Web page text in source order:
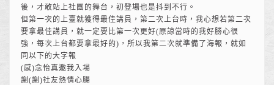
後，才敢站上社團的舞台，初登場也是抖到不行。
但第一次的上臺就獲得最佳講員，第二次上台時，我心想若第二次
要拿最佳講員，就一定要比第一次更好(原諒當時的我好勝心很
強，每次上台都要拿最好的)，所以我第二次就準備了海報，就如
同以下的大字報
(感)念怡真邀我入場
謝(謝)社友熱情心腸